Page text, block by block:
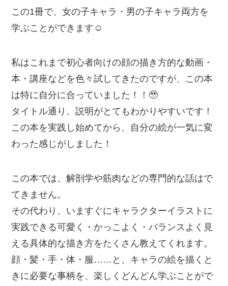
この1冊で、女の子キャラ・男の子キャラ両方を
学ぶことができます☺️
私はこれまで初心者向けの顔の描き方的な動画・
本・講座などを色々試してきたのですが、この本
は特に自分に合っていました！！🥹
タイトル通り、説明がとてもわかりやすいです！
この本を実践し始めてから、自分の絵が一気に変
わった感じがしました！
この本では、解剖学や筋肉などの専門的な話はで
てきません。
その代わり、いますぐにキャラクターイラストに
実践できる可愛く・かっこよく・バランスよく見
える具体的な描き方をたくさん教えてくれます。
顔・髪・手・体・服……と、キャラの絵を描くと
きに必要な事柄を、楽しくどんどん学ぶことがで